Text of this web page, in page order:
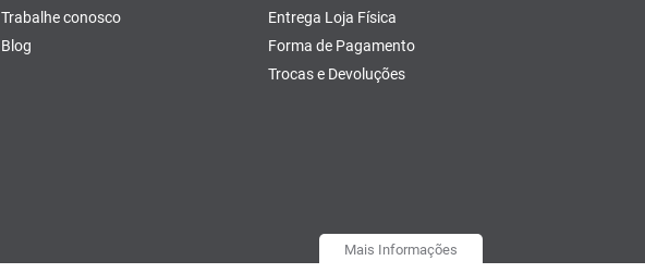
Trabalhe conosco
Blog
Entrega Loja Física
Forma de Pagamento
Trocas e Devoluções
Mais Informações